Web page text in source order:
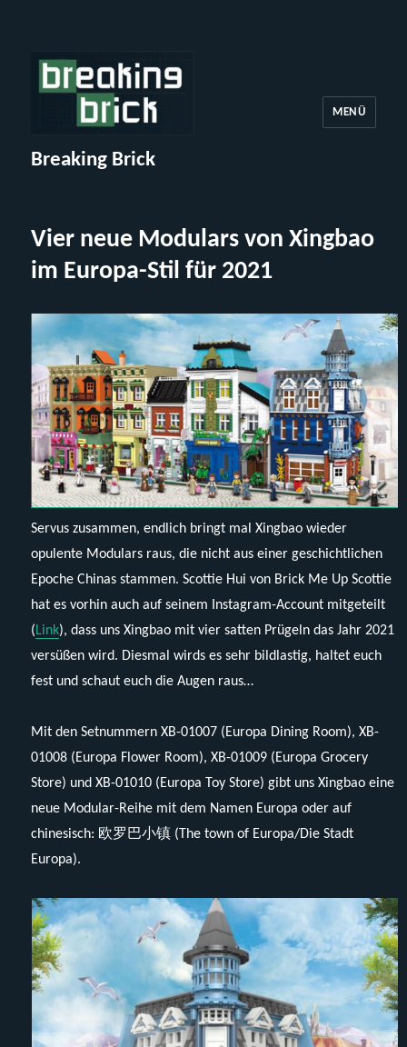
Breaking Brick
MENÜ
Vier neue Modulars von Xingbao
im Europa-Stil für 2021
Servus zusammen, endlich bringt mal Xingbao wieder
opulente Modulars raus, die nicht aus einer geschichtlichen
Epoche Chinas stammen. Scottie Hui von Brick Me Up Scottie
hat es vorhin auch auf seinem Instagram-Account mitgeteilt
(Link), dass uns Xingbao mit vier satten Prügeln das Jahr 2021
versüßen wird. Diesmal wirds es sehr bildlastig, haltet euch
fest und schaut euch die Augen raus…
Mit den Setnummern XB-01007 (Europa Dining Room), XB-
01008 (Europa Flower Room), XB-01009 (Europa Grocery
Store) und XB-01010 (Europa Toy Store) gibt uns Xingbao eine
neue Modular-Reihe mit dem Namen Europa oder auf
chinesisch: 欧罗巴小镇 (The town of Europa/Die Stadt
Europa).